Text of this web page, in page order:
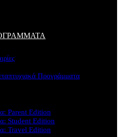
Προγράμματα
Parent Edition
Student Edition
Travel Edition